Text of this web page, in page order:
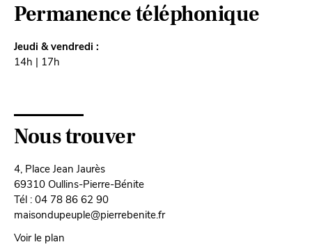
Permanence téléphonique
Jeudi & vendredi :
14h | 17h
Nous trouver
4, Place Jean Jaurès
69310 Oullins-Pierre-Bénite
Tél : 04 78 86 62 90
maisondupeuple@pierrebenite.fr
Voir le plan